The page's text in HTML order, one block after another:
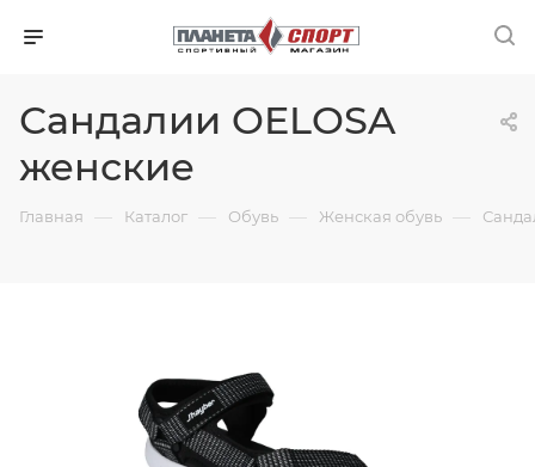
Сандалии OELOSA
женские
Главная — Каталог — Обувь — Женская обувь —